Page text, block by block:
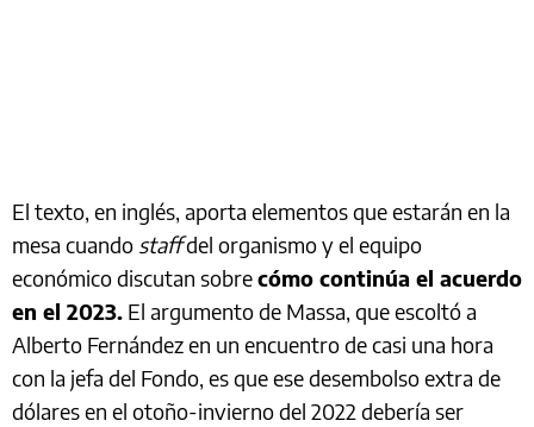
El texto, en inglés, aporta elementos que estarán en la
mesa cuando staffdel organismo y el equipo
económico discutan sobrecómo continúa el acuerdo
en el 2023. El argumento de Massa, que escoltó a
Alberto Fernández en un encuentro de casi una hora
con la jefa del Fondo, es que ese desembolso extra de
dólares en el otoño-invierno del 2022 debería ser